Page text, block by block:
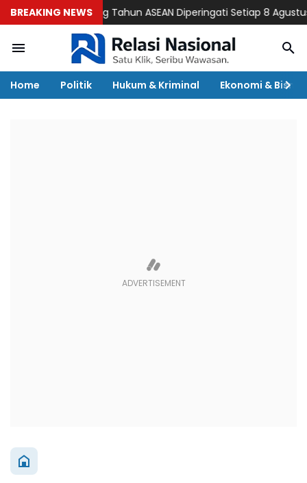
BREAKING NEWS
Ulang Tahun ASEAN Diperingati Setiap 8 Agustus,
Home Politik Hukum & Kriminal Ekonomi & Bisnis